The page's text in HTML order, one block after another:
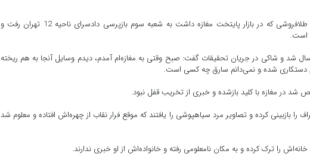
به گزارش خارگ نیوز، اوایل اسفند سال گذشته مرد طلافروشی که در بازار پایتخت مغازه داشت به شعبه سوم بازپرسی دادسرای ناحیه 12 تهران رفت و
است.
شد و شاکی در جریان تحقیقات گفت: صبح وقتی به مغازه‌ام آمدم، دیدم وسایل آنجا به هم ریخته
دستکاری شده و نمی‌دانم سارق چه کسی است.
شد در مغازه با کلید بازشده و خبری از تخریب قفل نبود.
را بازبینی کرده و تصاویر مرد سیاهپوشی را یافتند که موقع فرار نقاب از چهره‌اش افتاده و معلوم شد
را ترک کرده و به مکان نامعلومی رفته و خانواده‌اش از او خبری ندارند.